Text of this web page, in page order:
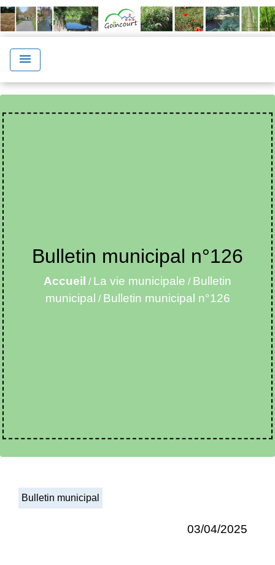
menu
Bulletin municipal n°126
Accueil / La vie municipale / Bulletin
municipal / Bulletin municipal n°126
Bulletin municipal
03/04/2025